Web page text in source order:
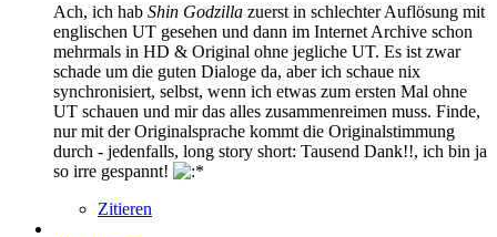
Ach, ich hab Shin Godzilla zuerst in schlechter Auflösung mit
englischen UT gesehen und dann im Internet Archive schon
mehrmals in HD & Original ohne jegliche UT. Es ist zwar
schade um die guten Dialoge da, aber ich schaue nix
synchronisiert, selbst, wenn ich etwas zum ersten Mal ohne
UT schauen und mir das alles zusammenreimen muss. Finde,
nur mit der Originalsprache kommt die Originalstimmung
durch - jedenfalls, long story short: Tausend Dank!!, ich bin ja
so irre gespannt!
Zitieren